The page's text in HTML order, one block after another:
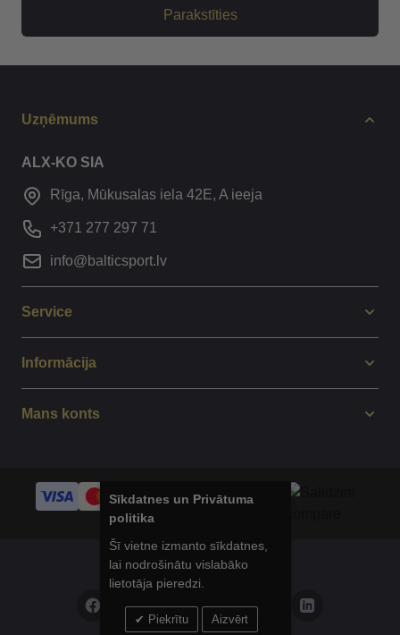
Parakstīties
Uzņēmums
ALX-KO SIA
Rīga, Mūkusalas iela 42E, A ieeja
+371 277 297 71
info@balticsport.lv
Service
Informācija
Mans konts
© 2014 - 2025 Balticsport.lv
Sīkdatnes un Privātuma
politika
Šī vietne izmanto sīkdatnes,
lai nodrošinātu vislabāko
lietotāja pieredzi.
Piekrītu Aizvērt